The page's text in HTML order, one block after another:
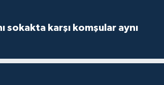
sokakta karşı komşular aynı